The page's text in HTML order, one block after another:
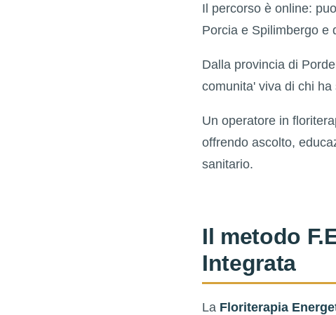
Il percorso è online:
Porcia e Spilimbergo e
Dalla provincia di
comunita' viva di chi
Un operatore in
offrendo ascolto,
sanitario.
Il metodo
Integrata
La Floriterapia